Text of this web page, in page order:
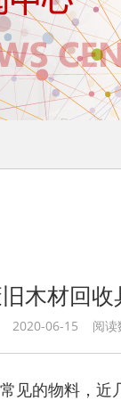
木材回
2020-06-15 阅读
见的物料，